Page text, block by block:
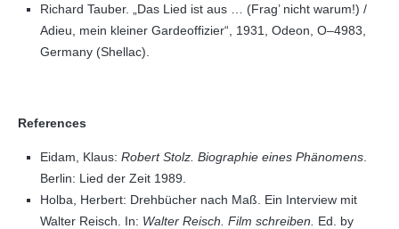
Richard Tauber. „Das Lied ist aus … (Frag’ nicht warum!) /
Adieu, mein kleiner Gardeoffizier“, 1931, Odeon, O–4983,
Germany (Shellac).
References
Eidam, Klaus: Robert Stolz. Biographie eines Phänomens
Berlin: Lied der Zeit 1989.
Holba, Herbert: Drehbücher nach Maß. Ein Interview mit
Walter Reisch. In: Walter Reisch. Film schreiben. Ed. by